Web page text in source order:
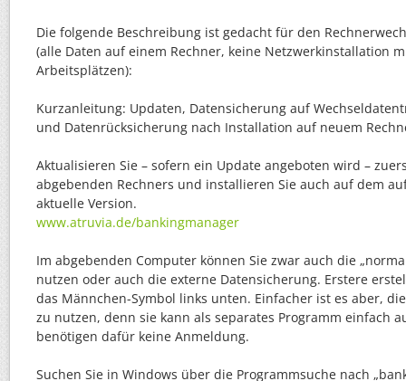
Die folgende Beschreibung ist gedacht für den
(alle Daten auf einem Rechner, keine Netzwerkinstallation
Arbeitsplätzen):
Kurzanleitung: Updaten, Datensicherung auf
und Datenrücksicherung nach Installation auf neuem
Aktualisieren Sie – sofern ein Update angeboten wird –
abgebenden Rechners und installieren Sie auch auf dem
aktuelle Version.
www.atruvia.de/bankingmanager
Im abgebenden Computer können Sie zwar auch die
nutzen oder auch die externe Datensicherung. Erstere
das Männchen-Symbol links unten. Einfacher ist es aber,
zu nutzen, denn sie kann als separates Programm einfach
benötigen dafür keine Anmeldung.
Suchen Sie in Windows über die Programmsuche nach